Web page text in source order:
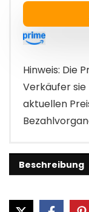
Hinweis: Die
Verkäufer
aktuellen
Beschreibung